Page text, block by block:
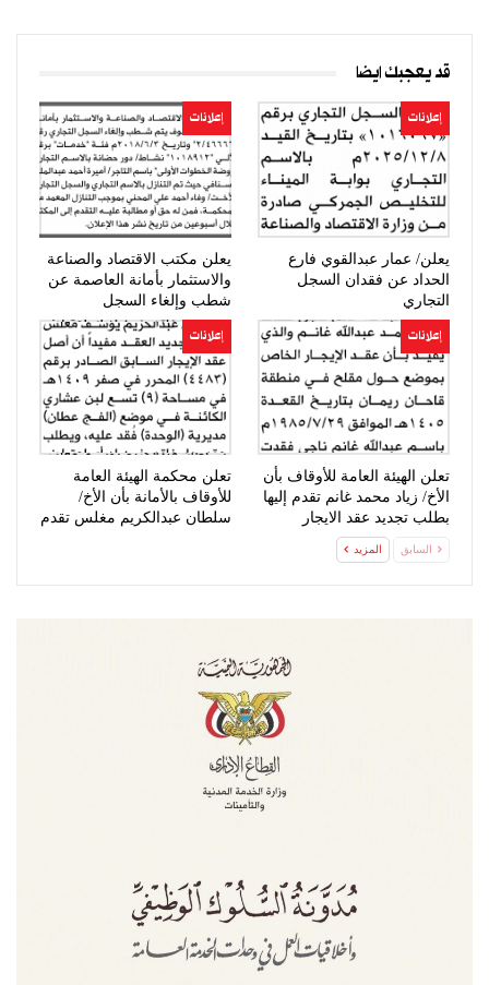
قد يعجبك ايضا
إعلانات
يعلن/ عمار عبدالقوي فارع
الحداد عن فقدان السجل
التجاري
إعلانات
يعلن مكتب الاقتصاد والصناعة
والاستثمار بأمانة العاصمة عن
شطب وإلغاء السجل
التجاري…
إعلانات
تعلن الهيئة العامة للأوقاف بأن
الأخ/ زياد محمد غانم تقدم إليها
بطلب تجديد عقد الايجار
إعلانات
تعلن محكمة الهيئة العامة
للأوقاف بالأمانة بأن الأخ/
سلطان عبدالكريم مغلس تقدم
السابق المزيد